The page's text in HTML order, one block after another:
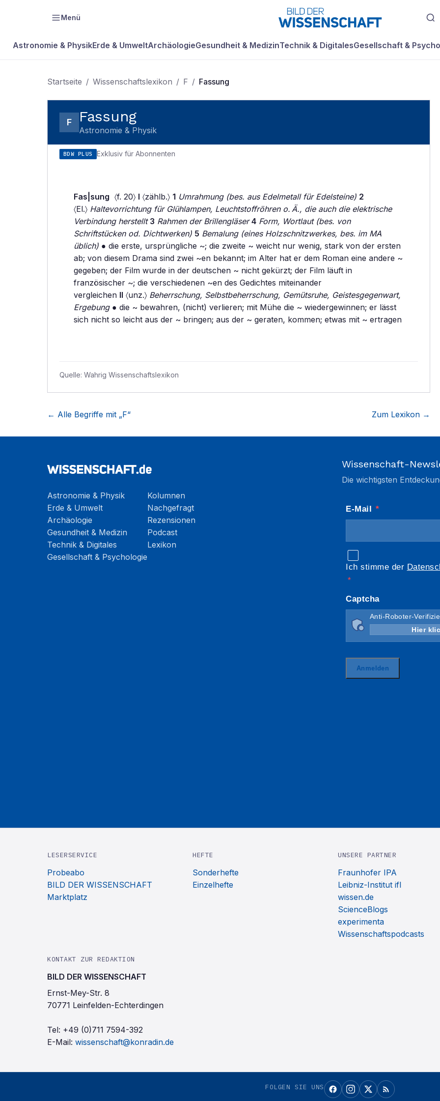
Menü
Astronomie & PhysikErde & UmweltArchäologieGesundheit & MedizinTechnik & DigitalesGesellschaft &
Startseite / Wissenschaftslexikon / F / Fassung
F Fassung
Astronomie & Physik
BDW PLUS Exklusiv für Abonnenten
Fas|sung 〈f. 20〉 I 〈zählb.〉 1 Umrahmung (bes. aus Edelmetall für Edelsteine) 2
〈El.〉 Haltevorrichtung für Glühlampen, Leuchtstoffröhren o. Ä., die auch die elektrische
Verbindung herstellt 3 Rahmen der Brillengläser 4 Form, Wortlaut (bes. von
Schriftstücken od. Dichtwerken) 5 Bemalung (eines Holzschnitzwerkes, bes. im MA
üblich) ● die erste, ursprüngliche ~; die zweite ~ weicht nur wenig, stark von der ersten
ab; von diesem Drama sind zwei ~en bekannt; im Alter hat er dem Roman eine andere ~
gegeben; der Film wurde in der deutschen ~ nicht gekürzt; der Film läuft in
französischer ~; die verschiedenen ~en des Gedichtes miteinander
vergleichen II 〈unz.〉 Beherrschung, Selbstbeherrschung, Gemütsruhe, Geistesgegenwart,
Ergebung● die ~ bewahren, (nicht) verlieren; mit Mühe die ~ wiedergewinnen; er lässt
sich nicht so leicht aus der ~ bringen; aus der ~ geraten, kommen; etwas mit ~ ertragen
Quelle: Wahrig Wissenschaftslexikon
← Alle Begriffe mit „F“ Zum Lexikon →
Astronomie & Physik
Erde & Umwelt
Archäologie
Gesundheit & Medizin
Technik & Digitales
Gesellschaft & Psychologie
Kolumnen
Nachgefragt
Rezensionen
Podcast
Lexikon
Wissenschaft-
Die wichtigsten
LESERSERVICE
Probeabo
BILD DER WISSENSCHAFT
Marktplatz
HEFTE
Sonderhefte
Einzelhefte
UNSERE PARTNER
Fraunhofer IPA
Leibniz-Institut ifl
wissen.de
ScienceBlogs
experimenta
Wissenschaftspodcasts
KONTAKT ZUR REDAKTION
BILD DER WISSENSCHAFT
Ernst-Mey-Str. 8
70771 Leinfelden-Echterdingen
Tel: +49 (0)711 7594-392
E-Mail: wissenschaft@konradin.de
FOLGEN SIE UNS